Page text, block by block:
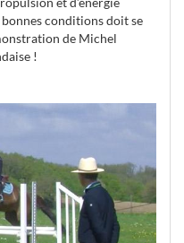
conditions doit se
de Michel
!